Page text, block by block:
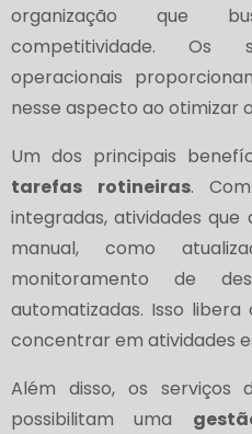
organização que
competitividade. Os
operacionais
nesse aspecto ao otimizar
Um dos principais
tarefas rotineiras.
integradas, atividades
manual, como
monitoramento de
automatizadas. Isso
concentrar em atividades
Além disso, os serviços
possibilitam uma